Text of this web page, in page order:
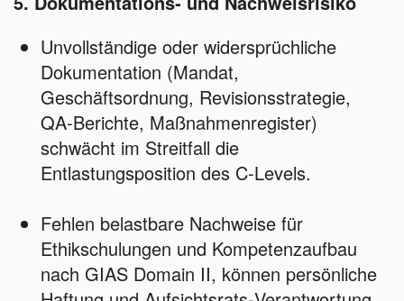
Unvollständige oder widersprüchliche
Dokumentation (Mandat,
Geschäftsordnung, Revisionsstrategie,
QA‑Berichte, Maßnahmenregister)
schwächt im Streitfall die
Entlastungsposition des C‑Levels.
Fehlen belastbare Nachweise für
Ethikschulungen und Kompetenzaufbau
nach GIAS Domain II, können persönliche